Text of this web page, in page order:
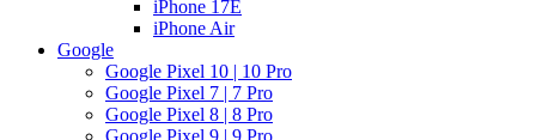
iPhone 17E
iPhone Air
Google
Google Pixel 10 | 10 Pro
Google Pixel 7 | 7 Pro
Google Pixel 8 | 8 Pro